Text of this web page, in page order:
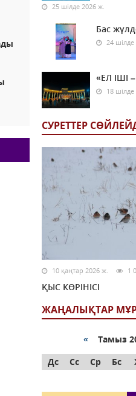
25 шілде 2026 ж.
Бас
24
«ЕЛ ІШІ
18
СУРЕТТЕР
10 қаңтар 2026 ж. 1
ҚЫС КӨРІНІСІ
ЖАҢАЛЫҚТАР
« Тамыз
Дс
Сс Ср Бс